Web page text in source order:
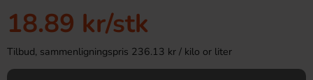
Köp
18.89 kr/stk
Tilbud, sammenligningspris 236.13 kr / kilo or liter